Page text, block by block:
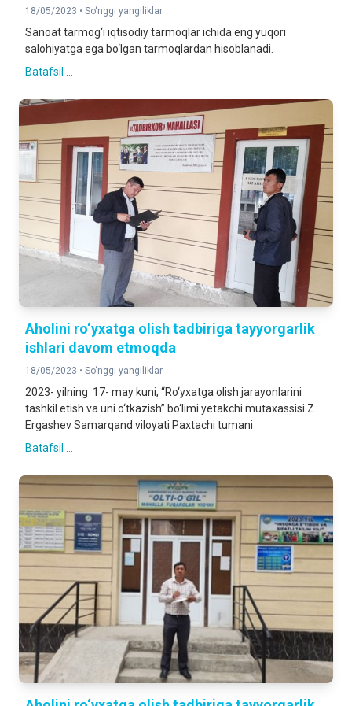
18/05/2023 • So‘nggi yangiliklar
Sanoat tarmog‘i iqtisodiy tarmoqlar ichida eng yuqori
salohiyatga ega bo‘lgan tarmoqlardan hisoblanadi.
Batafsil ...
Aholini ro‘yxatga olish tadbiriga tayyorgarlik
ishlari davom etmoqda
18/05/2023 • So‘nggi yangiliklar
2023- yilning 17- may kuni, “Ro‘yxatga olish jarayonlarini
tashkil etish va uni o‘tkazish” bo‘limi yetakchi mutaxassisi Z.
Ergashev Samarqand viloyati Paxtachi tumani
Batafsil ...